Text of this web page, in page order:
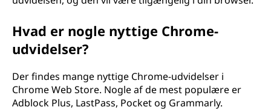
Hvad er nogle nyttige Chrome-
udvidelser?
Der findes mange nyttige Chrome-udvidelser i
Chrome Web Store. Nogle af de mest populære er
Adblock Plus, LastPass, Pocket og Grammarly.